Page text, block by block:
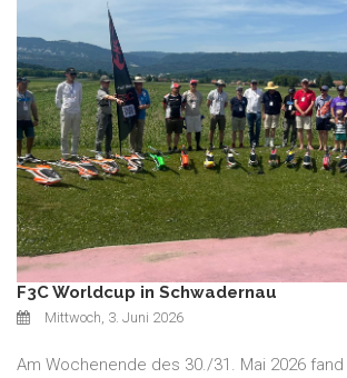
F3C Worldcup in Schwadernau
Mittwoch, 3. Juni 2026
Am Wochenende des 30./31. Mai 2026